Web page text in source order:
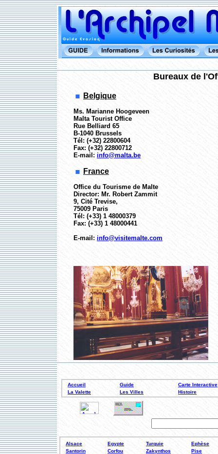
Bureaux de
Belgique
Ms. Marianne Hoogeveen
Malta Tourist Office
Rue Belliard 65
B-1040 Brussels
Tél: (+32) 22800604
Fax: (+32) 22800712
E-mail: info@malta.be
France
Office du Tourisme de Malte
Director: Mr. Robert Zammit
9, Cité Trevise,
75009 Paris
Tél: (+33) 1 48000379
Fax: (+33) 1 48000441
E-mail: info@visitemalte.com
Accueil Guide
Carte Interactive
La Valette
Les Villes Histoire
Alsace Egypte Turquie
Ephèse
Santorin
Corfou Zakynthos
Pise